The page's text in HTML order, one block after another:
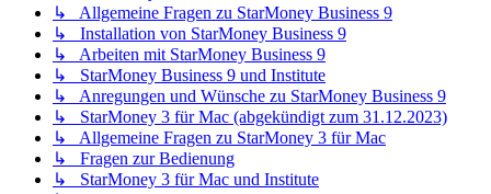
↳ Allgemeine Fragen zu StarMoney Business 9
↳ Installation von StarMoney Business 9
↳ Arbeiten mit StarMoney Business 9
↳ StarMoney Business 9 und Institute
↳ Anregungen und Wünsche zu StarMoney Business 9
↳ StarMoney 3 für Mac (abgekündigt zum 31.12.2023)
↳ Allgemeine Fragen zu StarMoney 3 für Mac
↳ Fragen zur Bedienung
↳ StarMoney 3 für Mac und Institute